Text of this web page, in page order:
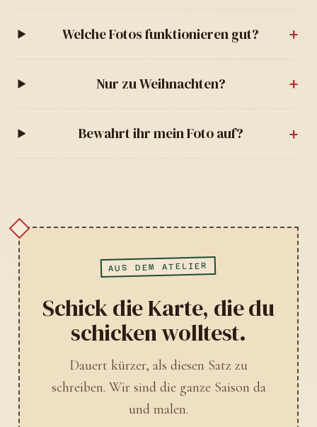
Welche Fotos funktionieren gut?
Nur zu Weihnachten?
Bewahrt ihr mein Foto auf?
AUS DEM ATELIER
Schick die Karte, die du
schicken wolltest.
Dauert kürzer, als diesen Satz zu
schreiben. Wir sind die ganze Saison da
und malen.